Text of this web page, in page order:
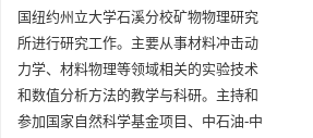
国纽约州立大学石溪分校矿物物理研究
所进行研究工作。主要从事材料冲击动
力学、材料物理等领域相关的实验技术
和数值分析方法的教学与科研。主持和
参加国家自然科学基金项目、中石油-中